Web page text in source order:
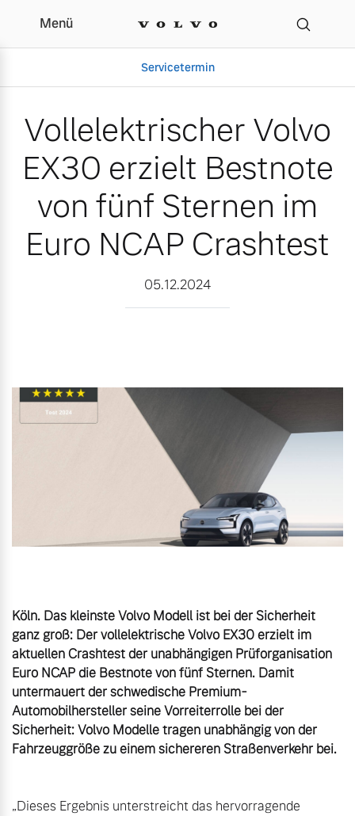
Vollelektrischer Volvo
Menü
Servicetermin
Gebrauchtwagen
Aktuelle Zubehörangebote
Aktuelle Serviceangebote
Unsere News & Events
Vollelektrischer Volvo
EX30 erzielt Bestnote
von fünf Sternen im
Euro NCAP Crashtest
05.12.2024
Köln. Das kleinste Volvo Modell ist bei der Sicherheit
ganz groß: Der vollelektrische Volvo EX30 erzielt im
aktuellen Crashtest der unabhängigen Prüforganisation
Euro NCAP die Bestnote von fünf Sternen. Damit
untermauert der schwedische Premium-
Automobilhersteller seine Vorreiterrolle bei der
Sicherheit: Volvo Modelle tragen unabhängig von der
Fahrzeuggröße zu einem sichereren Straßenverkehr bei.
„Dieses Ergebnis unterstreicht das hervorragende